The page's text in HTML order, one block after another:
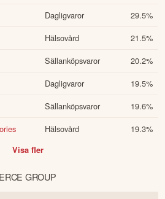
Dagligvaror 29.5%
Hälsovård 21.5%
Sällanköpsvaror 20.2%
Dagligvaror 19.5%
Sällanköpsvaror 19.6%
Hälsovård 19.3%
Visa fler
GROUP